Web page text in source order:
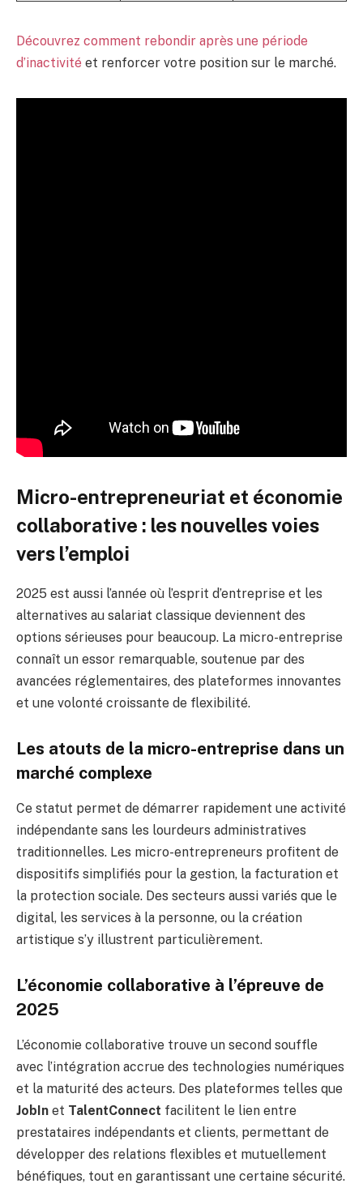
Découvrez comment rebondir après une période
d’inactivité et renforcer votre position sur le marché.
Micro-entrepreneuriat et économie
collaborative : les nouvelles voies
vers l’emploi
2025 est aussi l’année où l’esprit d’entreprise et les
alternatives au salariat classique deviennent des
options sérieuses pour beaucoup. La micro-entreprise
connaît un essor remarquable, soutenue par des
avancées réglementaires, des plateformes innovantes
et une volonté croissante de flexibilité.
Les atouts de la micro-entreprise dans un
marché complexe
Ce statut permet de démarrer rapidement une activité
indépendante sans les lourdeurs administratives
traditionnelles. Les micro-entrepreneurs profitent de
dispositifs simplifiés pour la gestion, la facturation et
la protection sociale. Des secteurs aussi variés que le
digital, les services à la personne, ou la création
artistique s’y illustrent particulièrement.
L’économie collaborative à l’épreuve de
2025
L’économie collaborative trouve un second souffle
avec l’intégration accrue des technologies numériques
et la maturité des acteurs. Des plateformes telles que
JobIn et TalentConnect facilitent le lien entre
prestataires indépendants et clients, permettant de
développer des relations flexibles et mutuellement
bénéfiques, tout en garantissant une certaine sécurité.